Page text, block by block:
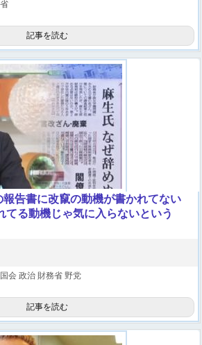
記事を読む
報告書に改竄の動機が書かれてない
てる動機じゃ気に入らないという
国会 政治 財務省 野党
記事を読む